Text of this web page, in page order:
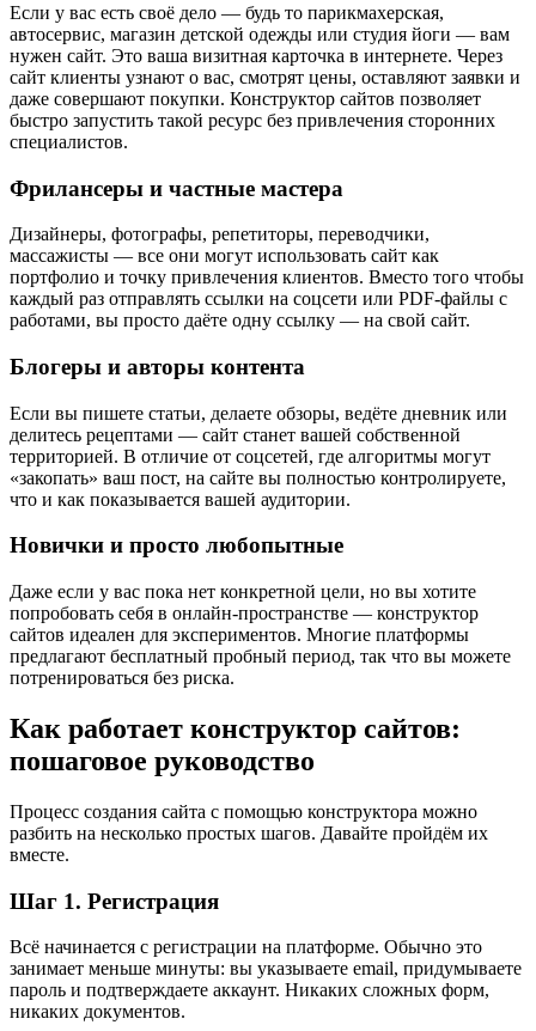
Если у вас есть своё дело — будь то парикмахерская,
автосервис, магазин детской одежды или студия йоги — вам
нужен сайт. Это ваша визитная карточка в интернете. Через
сайт клиенты узнают о вас, смотрят цены, оставляют заявки и
даже совершают покупки. Конструктор сайтов позволяет
быстро запустить такой ресурс без привлечения сторонних
специалистов.
Фрилансеры и частные мастера
Дизайнеры, фотографы, репетиторы, переводчики,
массажисты — все они могут использовать сайт как
портфолио и точку привлечения клиентов. Вместо того чтобы
каждый раз отправлять ссылки на соцсети или PDF-файлы с
работами, вы просто даёте одну ссылку — на свой сайт.
Блогеры и авторы контента
Если вы пишете статьи, делаете обзоры, ведёте дневник или
делитесь рецептами — сайт станет вашей собственной
территорией. В отличие от соцсетей, где алгоритмы могут
«закопать» ваш пост, на сайте вы полностью контролируете,
что и как показывается вашей аудитории.
Новички и просто любопытные
Даже если у вас пока нет конкретной цели, но вы хотите
попробовать себя в онлайн-пространстве — конструктор
сайтов идеален для экспериментов. Многие платформы
предлагают бесплатный пробный период, так что вы можете
потренироваться без риска.
Как работает конструктор сайтов:
пошаговое руководство
Процесс создания сайта с помощью конструктора можно
разбить на несколько простых шагов. Давайте пройдём их
вместе.
Шаг 1. Регистрация
Всё начинается с регистрации на платформе. Обычно это
занимает меньше минуты: вы указываете email, придумываете
пароль и подтверждаете аккаунт. Никаких сложных форм,
никаких документов.